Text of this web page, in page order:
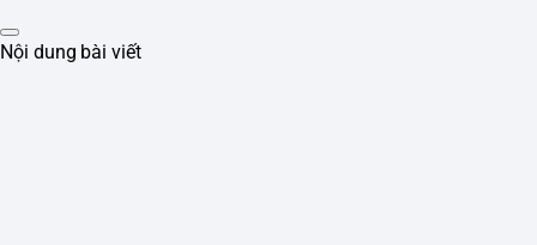
Nội dung bài viết